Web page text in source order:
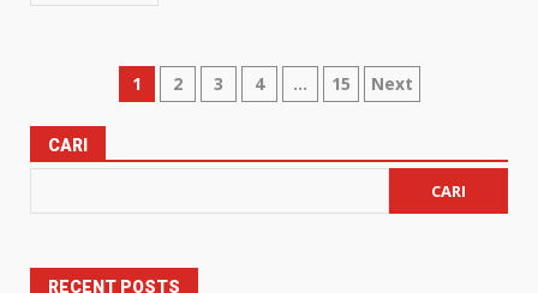
1 2 3 4 … 15 Next
CARI
CARI
RECENT POSTS